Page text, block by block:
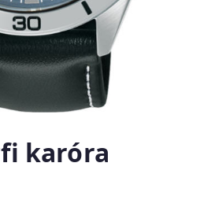
karóra